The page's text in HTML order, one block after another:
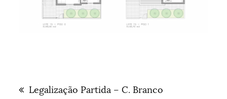
artigos
Legalização Partida – C. Branco